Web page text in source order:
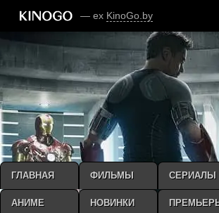
— ex KinoGo.by
ГЛАВНАЯ ФИЛЬМЫ СЕРИАЛЫ
АНИМЕ НОВИНКИ